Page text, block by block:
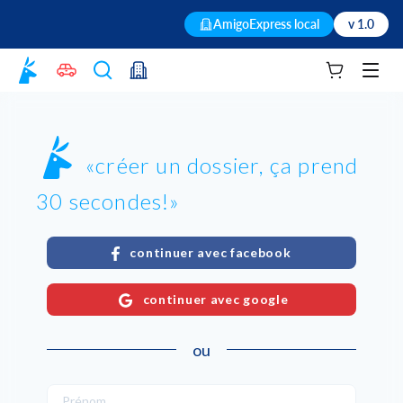
AmigoExpress local v 1.0
Votre panier
créer un dossier, ça prend
30 secondes!
continuer avec facebook
continuer avec google
ou